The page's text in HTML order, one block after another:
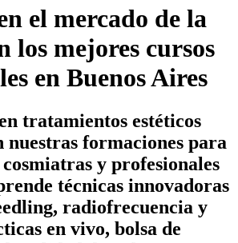
el mercado de la
los mejores cursos
en Buenos Aires
tratamientos estéticos
nuestras formaciones para
cosmiatras y profesionales
técnicas innovadoras
radiofrecuencia y
en vivo, bolsa de